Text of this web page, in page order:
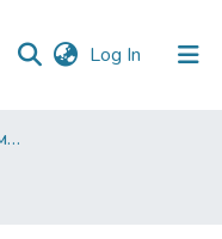
Log In (current)
Наукові видання ОНУ імені І. І. Мечникова